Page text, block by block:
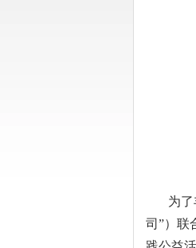
为了丰
司”）联